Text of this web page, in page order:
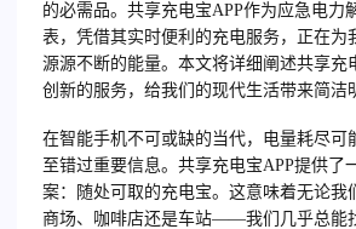
的必需品。共享充电宝APP作为应急电力
表，凭借其实时便利的充电服务，正在为
源源不断的能量。本文将详细阐述共享充
创新的服务，给我们的现代生活带来简洁
在智能手机不可或缺的当代，电量耗尽可
至错过重要信息。共享充电宝APP提供了
案：随处可取的充电宝。这意味着无论
商场、咖啡店还是车站——我们几乎总能